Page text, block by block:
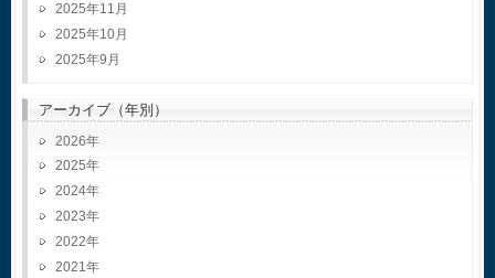
2025年11月
2025年10月
2025年9月
アーカイブ（年別）
2026
2025
2024
2023
2022
2021